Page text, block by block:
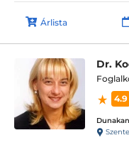
Árlista
Dr.
4.9